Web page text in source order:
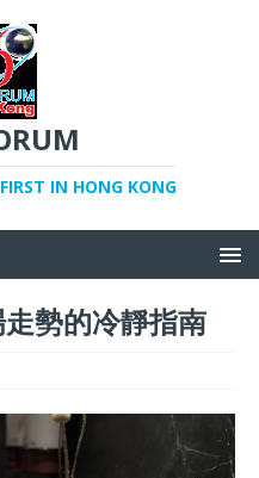
IN HONG KONG
勢的冷靜指南